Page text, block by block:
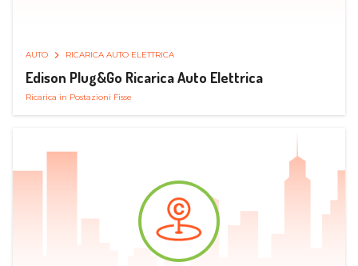
AUTO RICARICA AUTO ELETTRICA
Edison Plug&Go Ricarica Auto Elettrica
Ricarica in Postazioni Fisse